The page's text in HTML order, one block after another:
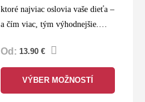
ktoré najviac oslovia vaše dieťa –
a čím viac, tým výhodnejšie.
získajte zľavu až 15 %.
Alma Gross je nemecká autorka…
Od: 13.90 €
VÝBER MOŽNOSTÍ